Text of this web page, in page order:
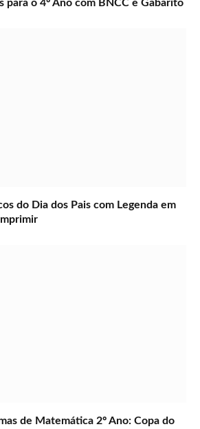
para o 4º Ano com BNCC e Gabarito
do Dia dos Pais com Legenda em
de Matemática 2º Ano: Copa do